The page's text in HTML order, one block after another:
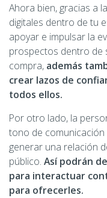
Ahora bien, gracias a
digitales dentro de tu
apoyar e impulsar la
prospectos dentro de
compra, además
crear lazos de
todos ellos.
Por otro lado, la
tono de
generar una relación
público. Así podrán
para interactuar
para ofrecerles.